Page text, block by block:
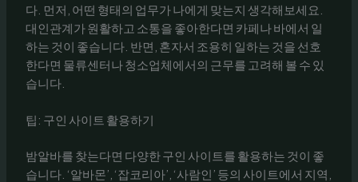
다. 먼저, 어떤 형태의 업무가 나에게 맞는지 생각해보세요.
대인관계가 원활하고 소통을 좋아한다면 카페나 바에서 일
하는 것이 좋습니다. 반면, 혼자서 조용히 일하는 것을 선호
한다면 물류센터나 청소업체에서의 근무를 고려해 볼 수 있
습니다.
팁: 구인 사이트 활용하기
밤알바를 찾는다면 다양한 구인 사이트를 활용하는 것이 좋
습니다. ‘알바몬’, ‘잡코리아’, ‘사람인’ 등의 사이트에서 지역,